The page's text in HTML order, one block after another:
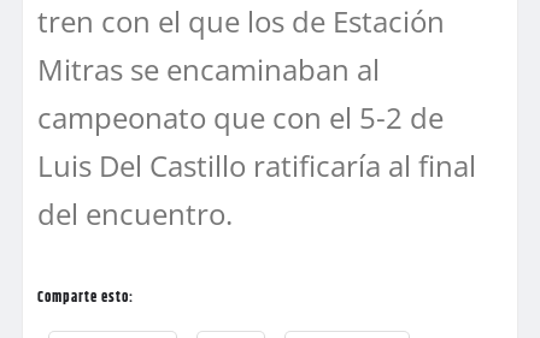
tren con el que los de Estación
Mitras se encaminaban al
campeonato que con el 5-2 de
Luis Del Castillo ratificaría al final
del encuentro.
Comparte esto: